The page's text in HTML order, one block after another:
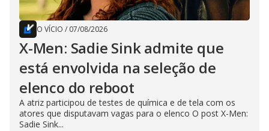
O VÍCIO / 07/08/2026
X-Men: Sadie Sink admite que
está envolvida na seleção de
elenco do reboot
A atriz participou de testes de química e de tela com os
atores que disputavam vagas para o elenco O post X-Men:
Sadie Sink...